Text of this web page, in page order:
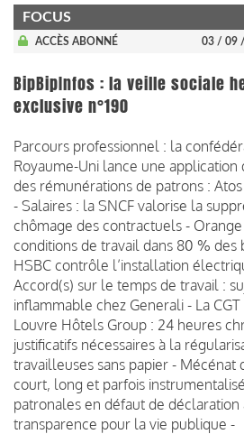
FOCUS
ACCÈS ABONNÉ 03 / 09
BipBipInfos : la veille sociale
exclusive n°190
Parcours professionnel : la
Royaume-Uni lance une application
des rémunérations de patrons :
- Salaires : la SNCF valorise la
chômage des contractuels -
conditions de travail dans 80 % des
HSBC contrôle l’installation
Accord(s) sur le temps de travail :
inflammable chez Generali - La
Louvre Hôtels Group : 24 heures
justificatifs nécessaires à la
travailleuses sans papier - Mécénat
court, long et parfois
patronales en défaut de
transparence pour la vie publique -